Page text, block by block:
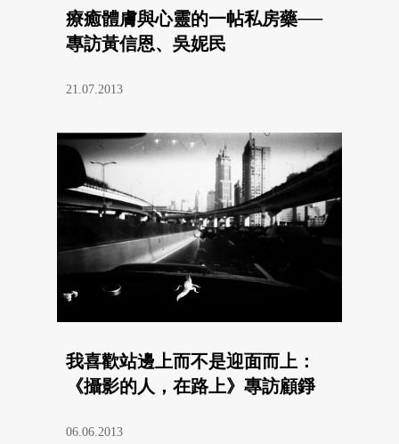
療癒體膚與心靈的一帖私房藥──
專訪黃信恩、吳妮民
21.07.2013
我喜歡站邊上而不是迎面而上：
《攝影的人，在路上》專訪顧錚
06.06.2013